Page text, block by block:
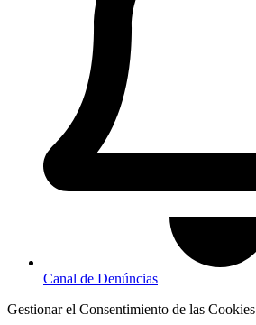
Canal de Denúncias
Gestionar el Consentimiento de las Cookies